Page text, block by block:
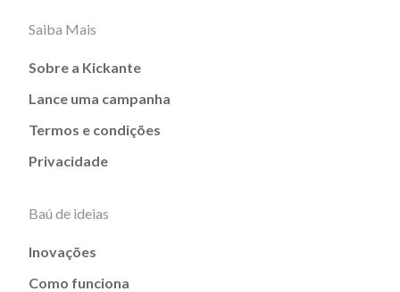
Saiba Mais
Sobre a Kickante
Lance uma campanha
Termos e condições
Privacidade
Baú de ideias
Inovações
Como funciona